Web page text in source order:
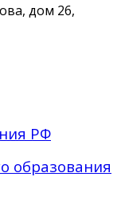
дом 26,
РФ
образования